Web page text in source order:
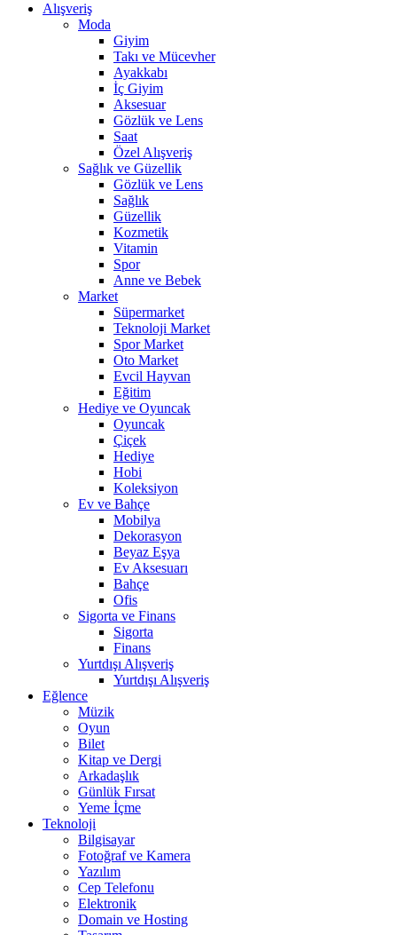
Alışveriş
Moda
Giyim
Takı ve Mücevher
Ayakkabı
İç Giyim
Aksesuar
Gözlük ve Lens
Saat
Özel Alışveriş
Sağlık ve Güzellik
Gözlük ve Lens
Sağlık
Güzellik
Kozmetik
Vitamin
Spor
Anne ve Bebek
Market
Süpermarket
Teknoloji Market
Spor Market
Oto Market
Evcil Hayvan
Eğitim
Hediye ve Oyuncak
Oyuncak
Çiçek
Hediye
Hobi
Koleksiyon
Ev ve Bahçe
Mobilya
Dekorasyon
Beyaz Eşya
Ev Aksesuarı
Bahçe
Ofis
Sigorta ve Finans
Sigorta
Finans
Yurtdışı Alışveriş
Yurtdışı Alışveriş
Eğlence
Müzik
Oyun
Bilet
Kitap ve Dergi
Arkadaşlık
Günlük Fırsat
Yeme İçme
Teknoloji
Bilgisayar
Fotoğraf ve Kamera
Yazılım
Cep Telefonu
Elektronik
Domain ve Hosting